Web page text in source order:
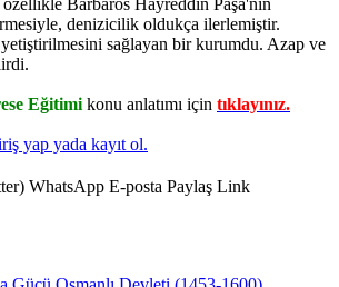
Barbaros Hayreddin Paşa'nın
denizicilik oldukça ilerlemiştir.
sağlayan bir kurumdu. Azap ve
Eğitimi konu anlatımı için tıklayınız.
yap yada kayıt ol.
WhatsApp E-posta Paylaş Link